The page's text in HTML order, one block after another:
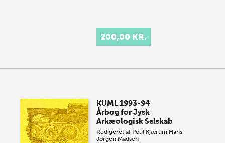
200,00 KR.
KUML 1993-94
Årbog for Jysk
Arkæologisk Selskab
Redigeret af Poul Kjærum Hans
Jørgen Madsen